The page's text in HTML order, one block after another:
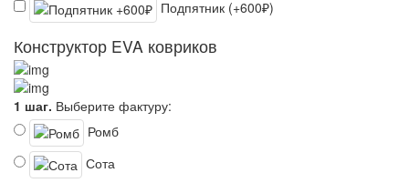
Подпятник (+600₽)
Конструктор EVA ковриков
1 шаг. Выберите фактуру:
Ромб
Сота